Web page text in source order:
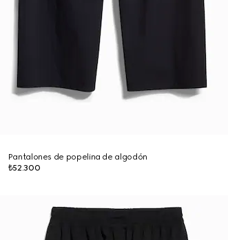
Pantalones de popelina de algodón
₺52.300